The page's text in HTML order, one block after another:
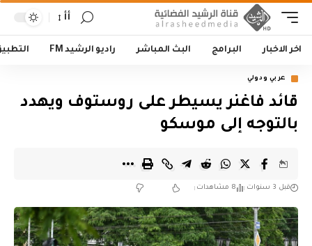
أأ
اخر الاخبار البرامج البث المباشر راديو الرشيد FM
عربي ودولي
قائد فاغنر يسيطر على روستوف ويهدد
بالتوجه إلى موسكو
قبل 3 سنوات 8 مشاهدات